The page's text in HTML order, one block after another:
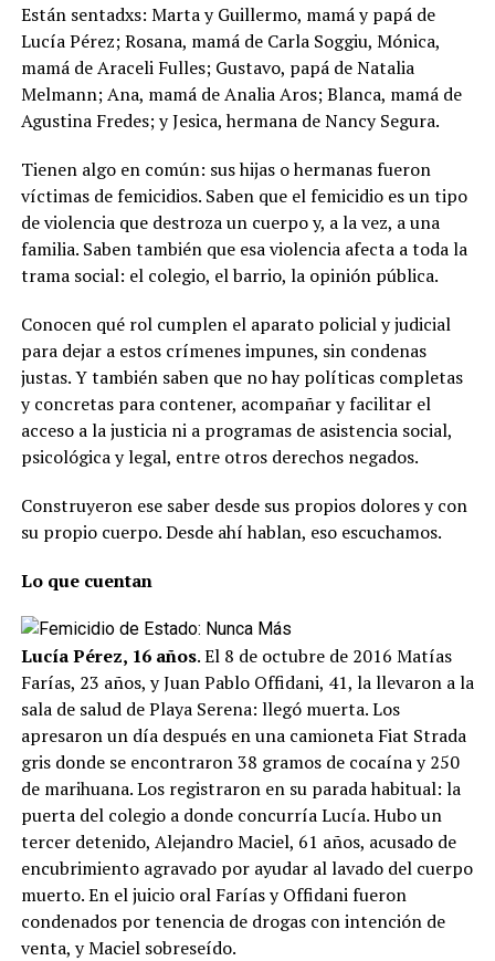
Están sentadxs: Marta y Guillermo, mamá y papá de
Lucía Pérez; Rosana, mamá de Carla Soggiu, Mónica,
mamá de Araceli Fulles; Gustavo, papá de Natalia
Melmann; Ana, mamá de Analia Aros; Blanca, mamá de
Agustina Fredes; y Jesica, hermana de Nancy Segura.
Tienen algo en común: sus hijas o hermanas fueron
víctimas de femicidios. Saben que el femicidio es un tipo
de violencia que destroza un cuerpo y, a la vez, a una
familia. Saben también que esa violencia afecta a toda la
trama social: el colegio, el barrio, la opinión pública.
Conocen qué rol cumplen el aparato policial y judicial
para dejar a estos crímenes impunes, sin condenas
justas. Y también saben que no hay políticas completas
y concretas para contener, acompañar y facilitar el
acceso a la justicia ni a programas de asistencia social,
psicológica y legal, entre otros derechos negados.
Construyeron ese saber desde sus propios dolores y con
su propio cuerpo. Desde ahí hablan, eso escuchamos.
Lo que cuentan
Lucía Pérez, 16 años. El 8 de octubre de 2016 Matías
Farías, 23 años, y Juan Pablo Offidani, 41, la llevaron a la
sala de salud de Playa Serena: llegó muerta. Los
apresaron un día después en una camioneta Fiat Strada
gris donde se encontraron 38 gramos de cocaína y 250
de marihuana. Los registraron en su parada habitual: la
puerta del colegio a donde concurría Lucía. Hubo un
tercer detenido, Alejandro Maciel, 61 años, acusado de
encubrimiento agravado por ayudar al lavado del cuerpo
muerto. En el juicio oral Farías y Offidani fueron
condenados por tenencia de drogas con intención de
venta, y Maciel sobreseído.